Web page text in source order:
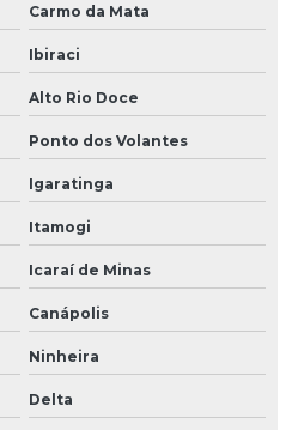
Carmo da Mata
Ibiraci
Alto Rio Doce
Ponto dos Volantes
Igaratinga
Itamogi
Icaraí de Minas
Canápolis
Ninheira
Delta